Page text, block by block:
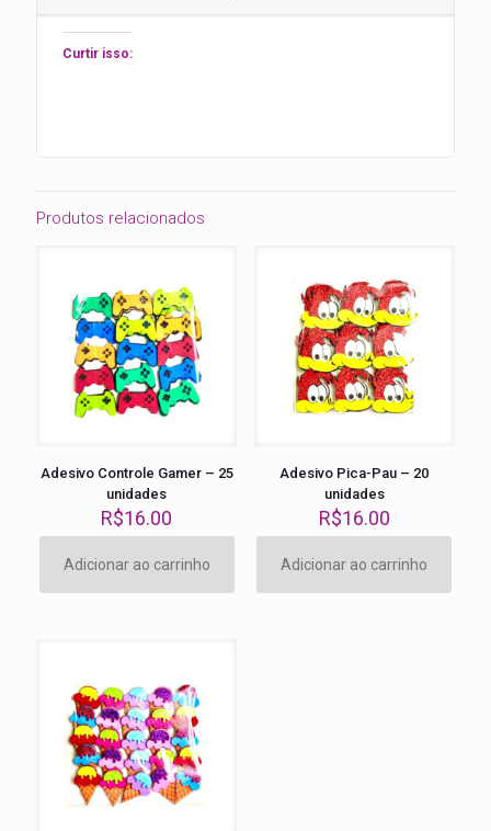
Curtir isso:
Produtos relacionados
Adesivo Controle Gamer – 25
unidades
R$16.00
Adicionar ao carrinho
Adesivo Pica-Pau – 20
unidades
R$16.00
Adicionar ao carrinho